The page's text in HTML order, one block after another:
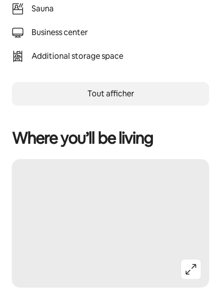
Sauna
Business center
Additional storage space
Tout afficher
Where you’ll be living